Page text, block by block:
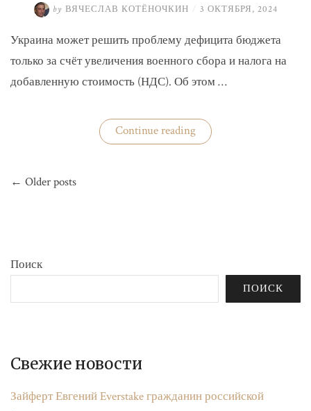
by ВЯЧЕСЛАВ КОТЁНОЧКИН / 3 ОКТЯБРЯ, 2024
Украина может решить проблему дефицита бюджета
только за счёт увеличения военного сбора и налога на
добавленную стоимость (НДС). Об этом …
Continue reading«Гетьманцев
назвал
по
← Older posts
Поиск
ПОИСК
Свежие новости
Зайферт Евгений Everstake гражданин российской